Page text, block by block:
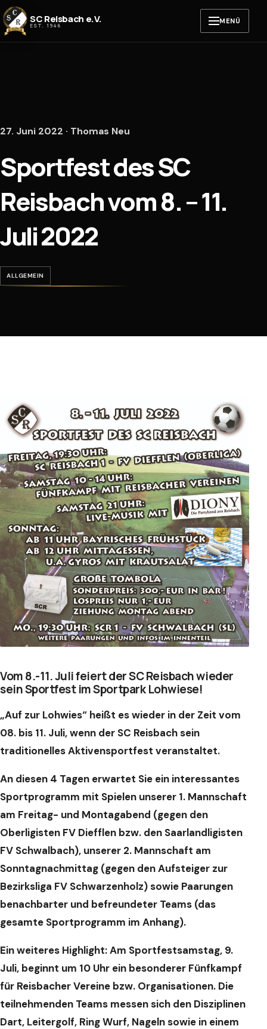
Zum Inhalt springen
SC Reisbach e.V.
EST. 1946 MENÜ
27. Juni 2022 · Thomas Neu
Sportfest des SC
Reisbach vom 8. – 11.
Juli 2022
ALLGEMEIN
Vom 8.-11. Juli feiert der SC Reisbach wieder
sein Sportfest im Sportpark Lohwiese!
„Auf zur Lohwies“ heißt es wieder in der Zeit vom
08. bis 11. Juli, wenn der SC Reisbach sein
traditionelles Aktivensportfest veranstaltet.
An diesen 4 Tagen erwartet Sie ein interessantes
Sportprogramm mit Spielen unserer 1. Mannschaft
am Freitag- und Montagabend (gegen den
Oberligisten FV Diefflen bzw. den Saarlandligisten
FV Schwalbach), unserer 2. Mannschaft am
Sonntagnachmittag (gegen den Aufsteiger zur
Bezirksliga FV Schwarzenholz) sowie Paarungen
benachbarter und befreundeter Teams (das
gesamte Sportprogramm im Anhang).
Ein weiteres Highlight: Am Sportfestsamstag, 9.
Juli, beginnt um 10 Uhr ein besonderer Fünfkampf
für Reisbacher Vereine bzw. Organisationen. Die
teilnehmenden Teams messen sich den Disziplinen
Dart, Leitergolf, Ring Wurf, Nageln sowie in einem